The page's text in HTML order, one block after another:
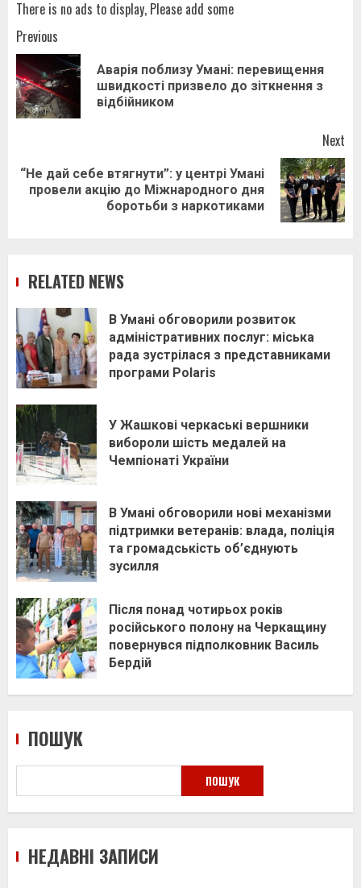
There is no ads to display, Please add some
Post
navigation
Previous
Аварія поблизу Умані: перевищення
швидкості призвело до зіткнення з
відбійником
Next
Next
“Не дай себе втягнути”: у центрі Умані
провели акцію до Міжнародного дня
боротьби з наркотиками
RELATED NEWS
В Умані обговорили розвиток
адміністративних послуг: міська
рада зустрілася з представниками
програми Polaris
У Жашкові черкаські вершники
вибороли шість медалей на
Чемпіонаті України
В Умані обговорили нові механізми
підтримки ветеранів: влада, поліція
та громадськість об’єднують
зусилля
Після понад чотирьох років
російського полону на Черкащину
повернувся підполковник Василь
Бердій
ПОШУК
ПОШУК
НЕДАВНІ ЗАПИСИ